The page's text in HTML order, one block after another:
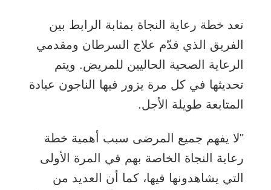
تعد خطة رعاية النجاة بمثابة الرابط بين
الفريق الذي قدّم علاج السرطان ومقدمي
الرعاية الصحية الحاليين للمريض. ويتم
تحديثها في كل مرة يزور فيها الناجون عيادة
المتابعة طويلة الأجل.
"لا يفهم جميع المرضى سبب أهمية خطة
رعاية النجاة الخاصة بهم في المرة الأولى
التي يشاهدونها فيها، كما أن العديد من